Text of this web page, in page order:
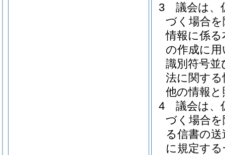
3
議会は、
づく場合
情報に係
の作成に
識別符号
法に関す
他の情報
4
議会は、
づく場合
る信書の
に規定す